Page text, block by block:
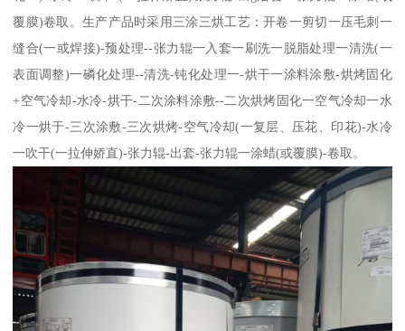
覆膜)卷取。生产产品时采用三涂三烘工艺：开卷一剪切一压毛刺一
缝合(一或焊接)-预处理--张力辊一入套一刷洗一脱脂处理一清洗(一
表面调整)一磷化处理--清洗-钝化处理一-烘干一涂料涂敷-烘烤固化
+空气冷却-水冷-烘干-二次涂料涂敷--二次烘烤固化一空气冷却一水
冷一烘于-三次涂敷-三次烘烤-空气冷却(一复层、压花、印花)-水冷
一吹干(一拉伸娇直)-张力辊-出套-张力辊一涂蜡(或覆膜)-卷取。